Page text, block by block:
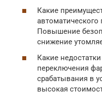
Какие
Повышение
снижение
Какие
переключения
срабатывания в
высокая